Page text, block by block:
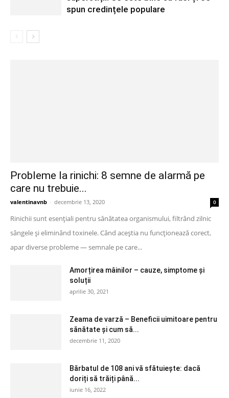
spun credințele populare
Probleme la rinichi: 8 semne de alarmă pe
care nu trebuie...
valentinavnb - decembrie 13, 2020 0
Rinichii sunt esențiali pentru sănătatea organismului, filtrând zilnic
sângele și eliminând toxinele. Când aceștia nu funcționează corect,
apar diverse probleme — semnale pe care...
Amorțirea mâinilor – cauze, simptome și
soluții
aprilie 30, 2021
Zeama de varză – Beneficii uimitoare pentru
sănătate și cum să...
decembrie 11, 2020
Bărbatul de 108 ani vă sfătuiește: dacă
doriți să trăiți până...
iunie 16, 2022